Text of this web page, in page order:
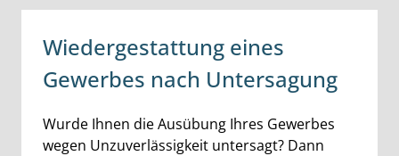
Wiedergestattung eines
Gewerbes nach Untersagung
Kurzbeschreibung
Wurde Ihnen die Ausübung Ihres Gewerbes
wegen Unzuverlässigkeit untersagt? Dann